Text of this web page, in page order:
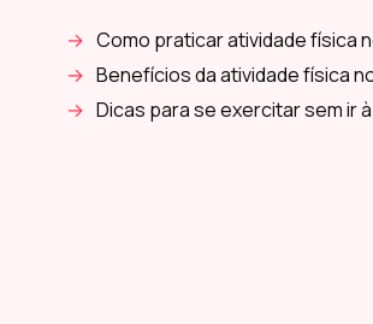
Como praticar atividade física
Benefícios da atividade física
Dicas para se exercitar sem ir